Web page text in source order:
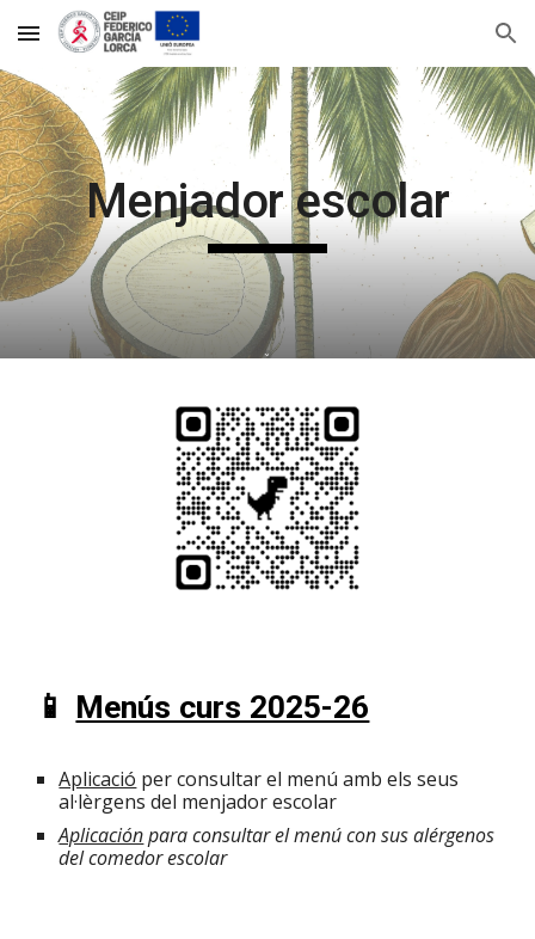
Skip to main content Skip to navigation
Menjador escolar
📱 Menús curs 2025-26
Aplicació per consultar el menú amb els seus
al·lèrgens del menjador escolar
Aplicaciónpara consultar el menú con sus alérgenos
del comedor escolar